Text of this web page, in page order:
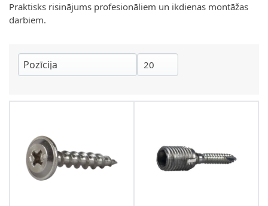
Praktisks risinājums profesionāliem un ikdienas montāžas
darbiem.